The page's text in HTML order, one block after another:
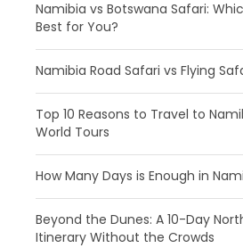
Namibia vs Botswana Safari:
Best for You?
Namibia Road Safari vs Flying
​Top 10 Reasons to Travel to
World Tours
How Many Days is Enough in
Beyond the Dunes: A 10-Day
Itinerary Without the Crowds